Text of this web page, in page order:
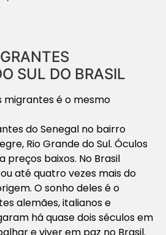
SUL DO BRASIL
migrantes é o mesmo
do Senegal no bairro
Rio Grande do Sul. Óculos
preços baixos. No Brasil
até quatro vezes mais do
O sonho deles é o
alemães, italianos e
há quase dois séculos em
e viver em paz no Brasil.